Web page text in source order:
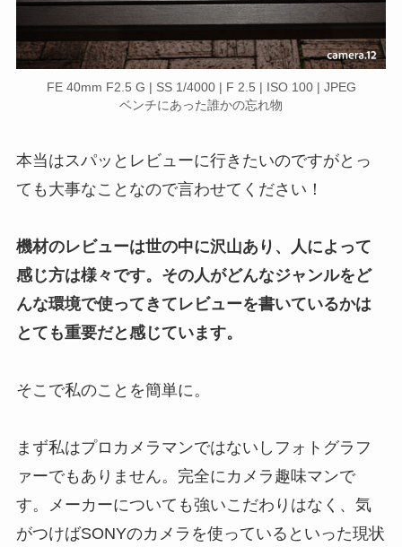
FE 40mm F2.5 G | SS 1/4000 | F 2.5 | ISO 100 | JPEG
ベンチにあった誰かの忘れ物
本当はスパッとレビューに行きたいのですがとっ
ても大事なことなので言わせてください！
機材のレビューは世の中に沢山あり、人によって
感じ方は様々です。その人がどんなジャンルをど
んな環境で使ってきてレビューを書いているかは
とても重要だと感じています。
そこで私のことを簡単に。
まず私はプロカメラマンではないしフォトグラフ
ァーでもありません。完全にカメラ趣味マンで
す。メーカーについても強いこだわりはなく、気
がつけばSONYのカメラを使っているといった現状